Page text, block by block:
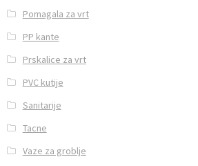
Pomagala za vrt
PP kante
Prskalice za vrt
PVC kutije
Sanitarije
Tacne
Vaze za groblje